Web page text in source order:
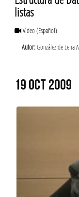
listas
Vídeo(Español)
Autor:González de Lena
19 OCT 2009